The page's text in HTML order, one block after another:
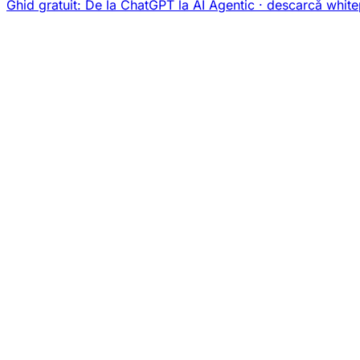
Ghid gratuit: De la ChatGPT la AI Agentic · descarcă